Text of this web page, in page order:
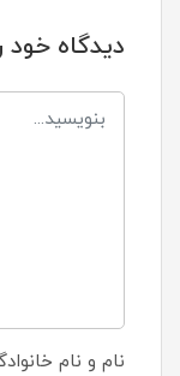
دیدگاه خود
نام و نام